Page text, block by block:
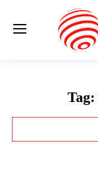
Tag: